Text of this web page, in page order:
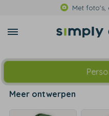
Met foto's,
Meer ontwerpen